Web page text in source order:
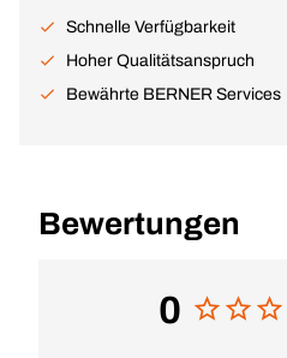
Schnelle Verfügbarkeit
Hoher Qualitätsanspruch
Bewährte BERNER Services
Bewertungen
0